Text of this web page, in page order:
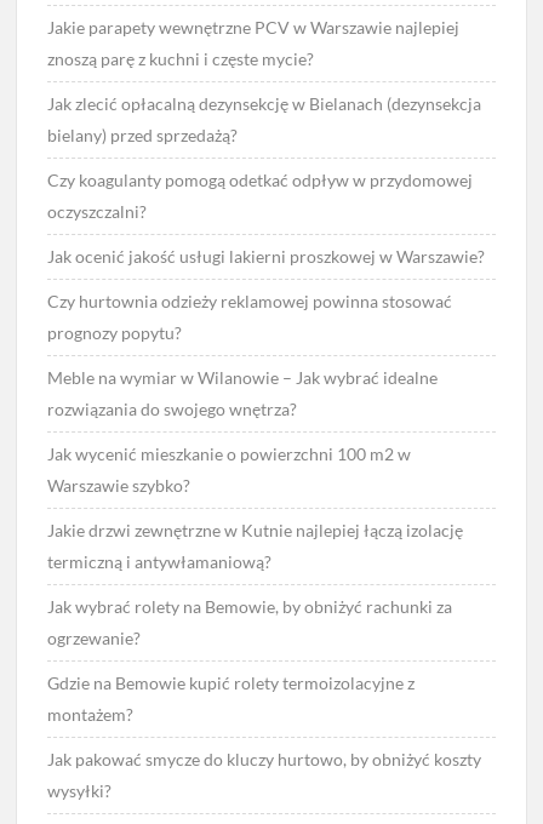
Jakie parapety wewnętrzne PCV w Warszawie najlepiej
znoszą parę z kuchni i częste mycie?
Jak zlecić opłacalną dezynsekcję w Bielanach (dezynsekcja
bielany) przed sprzedażą?
Czy koagulanty pomogą odetkać odpływ w przydomowej
oczyszczalni?
Jak ocenić jakość usługi lakierni proszkowej w Warszawie?
Czy hurtownia odzieży reklamowej powinna stosować
prognozy popytu?
Meble na wymiar w Wilanowie – Jak wybrać idealne
rozwiązania do swojego wnętrza?
Jak wycenić mieszkanie o powierzchni 100 m2 w
Warszawie szybko?
Jakie drzwi zewnętrzne w Kutnie najlepiej łączą izolację
termiczną i antywłamaniową?
Jak wybrać rolety na Bemowie, by obniżyć rachunki za
ogrzewanie?
Gdzie na Bemowie kupić rolety termoizolacyjne z
montażem?
Jak pakować smycze do kluczy hurtowo, by obniżyć koszty
wysyłki?